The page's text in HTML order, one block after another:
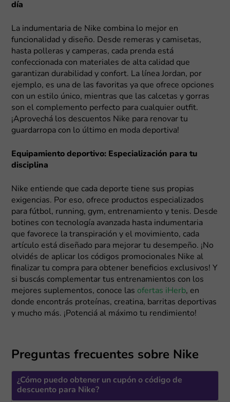
día
La indumentaria de Nike combina lo mejor en
funcionalidad y diseño. Desde remeras y camisetas,
hasta polleras y camperas, cada prenda está
confeccionada con materiales de alta calidad que
garantizan durabilidad y confort. La línea Jordan, por
ejemplo, es una de las favoritas ya que ofrece opciones
con un estilo único, mientras que las calcetas y gorras
son el complemento perfecto para cualquier outfit.
¡Aprovechá los descuentos Nike para renovar tu
guardarropa con lo último en moda deportiva!
Equipamiento deportivo: Especialización para tu
disciplina
Nike entiende que cada deporte tiene sus propias
exigencias. Por eso, ofrece productos especializados
para fútbol, running, gym, entrenamiento y tenis. Desde
botines con tecnología avanzada hasta indumentaria
que favorece la transpiración y el movimiento, cada
artículo está diseñado para mejorar tu desempeño. ¡No
olvidés de aplicar los códigos promocionales Nike al
finalizar tu compra para obtener beneficios exclusivos! Y
si buscás complementar tus entrenamientos con los
mejores suplementos, conoce las ofertas iHerb, en
donde encontrás proteínas, creatina, barritas deportivas
y mucho más. ¡Potenciá al máximo tu rendimiento!
Preguntas frecuentes sobre Nike
¿Cómo puedo obtener un cupón o código de
descuento para Nike?